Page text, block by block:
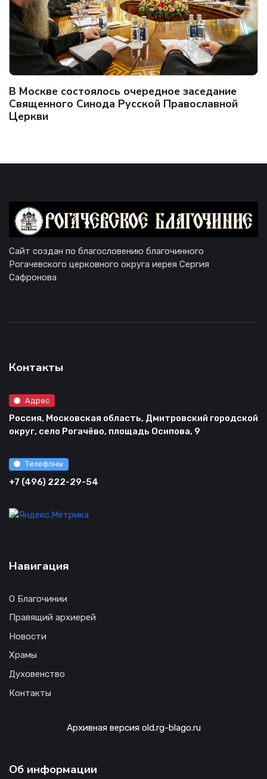
В Москве состоялось очередное заседание
Священного Синода Русской Православной
Церкви
Сайт создан по благословению благочинного
Рогачевского церковного округа иерея Сергия
Сафронова
Контакты
Адрес
Россия, Московская область, Дмитровский городской
округ, село Рогачёво, площадь Осипова, 9
Телефоны
+7 (496) 222-29-54
Навигация
О Благочинии
Правящий архиерей
Новости
Храмы
Духовенство
Контакты
Архивная версия old.rg-blago.ru
Об информации